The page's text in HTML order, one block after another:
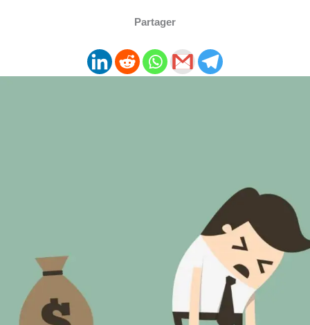
Partager